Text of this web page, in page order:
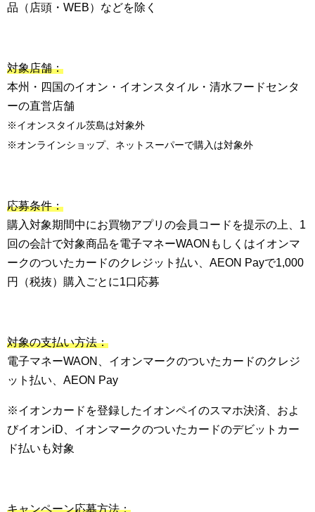
品（店頭・WEB）などを除く
対象店舗：
本州・四国のイオン・イオンスタイル・清⽔フードセンタ
ーの直営店舗
※イオンスタイル茨島は対象外
※オンラインショップ、ネットスーパーで購入は対象外
応募条件：
購入対象期間中にお買物アプリの会員コードを提示の上、1
回の会計で対象商品を電子マネーWAONもしくはイオンマ
ークのついたカードのクレジット払い、AEON Payで1,000
円（税抜）購入ごとに1口応募
対象の支払い方法：
電子マネーWAON、イオンマークのついたカードのクレジ
ット払い、AEON Pay
※イオンカードを登録したイオンペイのスマホ決済、およ
びイオンiD、イオンマークのついたカードのデビットカー
ド払いも対象
キャンペーン応募方法：